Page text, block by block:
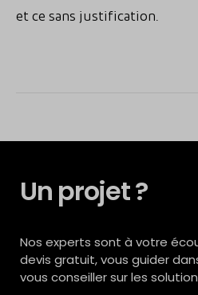
et ce sans justification.
Un projet ?
Nos experts sont à votre
devis gratuit, vous guider
vous conseiller sur les